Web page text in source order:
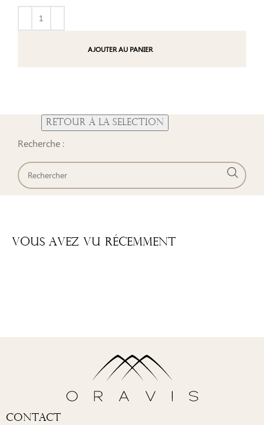
AJOUTER AU PANIER
Recherche :
Vous Avez Vu Récemment
Contact